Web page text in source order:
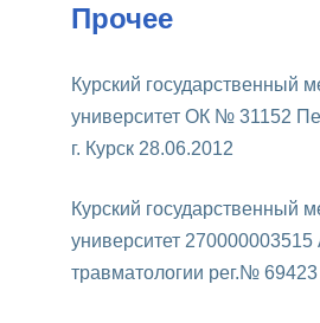
Прочее
Курский государственный
университет ОК № 31152
г. Курск 28.06.2012
Курский государственный
университет
травматологии рег.№ 69423